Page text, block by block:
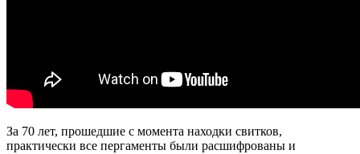
За 70 лет, прошедшие с момента находки свитков,
практически все пергаменты были расшифрованы и